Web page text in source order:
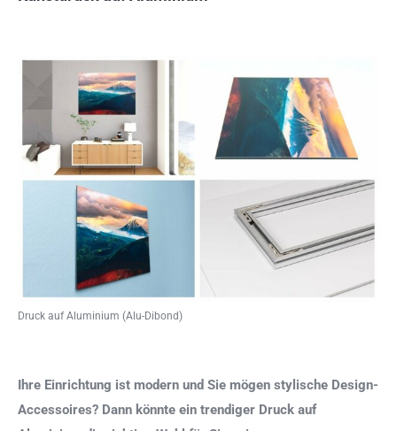
Druck auf Aluminium (Alu-Dibond)
Ihre Einrichtung ist modern und Sie mögen stylische Design-
Accessoires? Dann könnte ein trendiger Druck auf